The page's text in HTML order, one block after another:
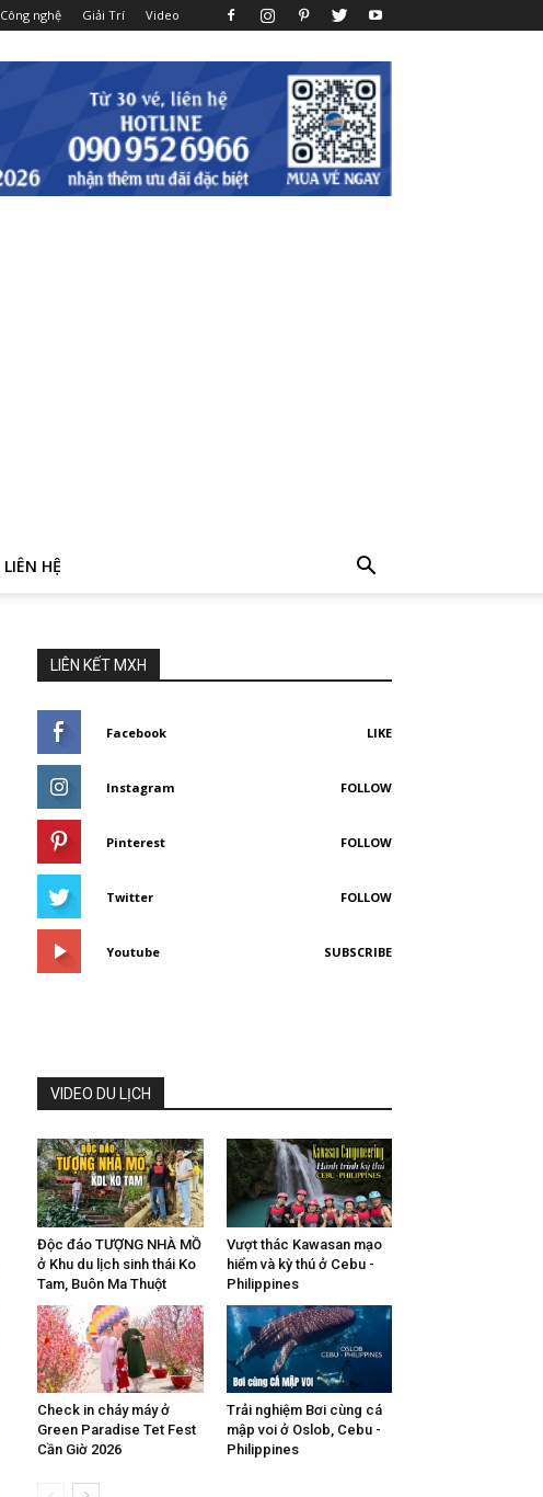
Công nghệ Giải Trí Video
LIÊN HỆ
LIÊN KẾT MXH
Facebook LIKE
Instagram FOLLOW
Pinterest FOLLOW
Twitter FOLLOW
Youtube SUBSCRIBE
VIDEO DU LỊCH
Độc đáo TƯỢNG NHÀ MỒ
ở Khu du lịch sinh thái Ko
Tam, Buôn Ma Thuột
Vượt thác Kawasan mạo
hiểm và kỳ thú ở Cebu -
Philippines
Check in cháy máy ở
Green Paradise Tet Fest
Cần Giờ 2026
Trải nghiệm Bơi cùng cá
mập voi ở Oslob, Cebu -
Philippines